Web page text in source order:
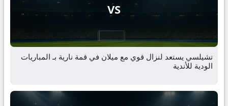
VS
تشيلسي يستعد لنزال قوي مع ميلان في قمة نارية بـ المباريات
الودية للأندية